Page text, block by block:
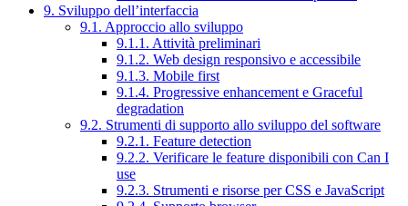
9. Sviluppo dell’interfaccia
9.1. Approccio allo sviluppo
9.1.1. Attività preliminari
9.1.2. Web design responsivo e accessibile
9.1.3. Mobile first
9.1.4. Progressive enhancement e Graceful
degradation
9.2. Strumenti di supporto allo sviluppo del software
9.2.1. Feature detection
9.2.2. Verificare le feature disponibili con Can I
use
9.2.3. Strumenti e risorse per CSS e JavaScript